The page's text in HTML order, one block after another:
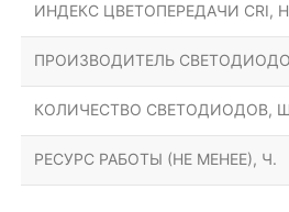
ИНДЕКС ЦВЕТОПЕРЕДАЧИ CRI,
ПРОИЗВОДИТЕЛЬ
КОЛИЧЕСТВО СВЕТОДИОДОВ,
РЕСУРС РАБОТЫ (НЕ МЕНЕЕ), Ч.